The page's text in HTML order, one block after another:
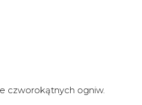
czworokątnych ogniw.